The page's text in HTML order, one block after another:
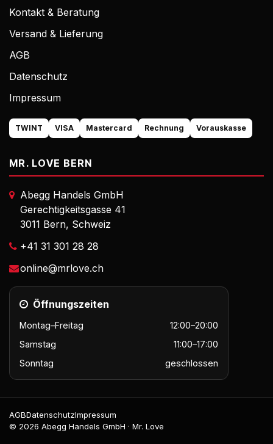
Kontakt & Beratung
Versand & Lieferung
AGB
Datenschutz
Impressum
TWINT VISA Mastercard Rechnung Vorauskasse
MR. LOVE BERN
Abegg Handels GmbH
Gerechtigkeitsgasse 41
3011 Bern, Schweiz
+41 31 301 28 28
online@mrlove.ch
Öffnungszeiten
Montag–Freitag
12:00–20:00
Samstag
11:00–17:00
Sonntag
geschlossen
© 2026 Abegg Handels GmbH · Mr. Love
AGBDatenschutzImpressum